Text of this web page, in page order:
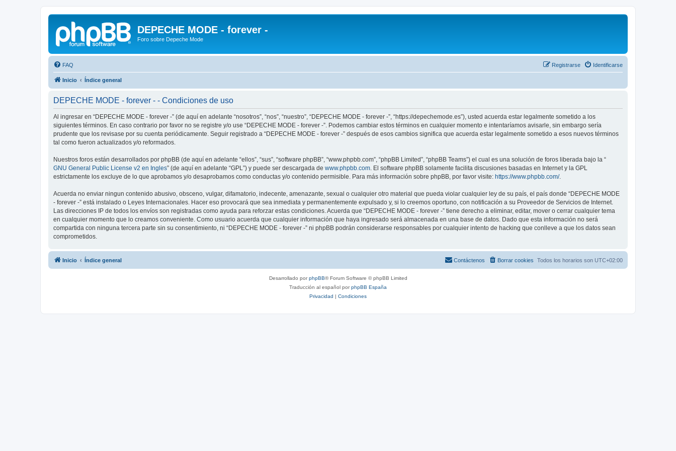
DEPECHE MODE - forever -
Foro sobre Depeche Mode
FAQ Identificarse
Registrarse
Inicio Índice general
DEPECHE MODE - forever - - Condiciones de uso
Al ingresar en “DEPECHE MODE - forever -” (de aquí en adelante “nosotros”, “nos”, “nuestro”, “DEPECHE MODE - forever -”, “https://depechemode.es”), usted acuerda estar legalmente sometido a los
siguientes términos. En caso contrario por favor no se registre y/o use “DEPECHE MODE - forever -”. Podemos cambiar estos términos en cualquier momento e intentaríamos avisarle, sin embargo sería
prudente que los revisase por su cuenta periódicamente. Seguir registrado a “DEPECHE MODE - forever -” después de esos cambios significa que acuerda estar legalmente sometido a esos nuevos términos
tal como fueron actualizados y/o reformados.
Nuestros foros están desarrollados por phpBB (de aquí en adelante “ellos”, “sus”, “software phpBB”, “www.phpbb.com”, “phpBB Limited”, “phpBB Teams”) el cual es una solución de foros liberada bajo la “
GNU General Public License v2 en Ingles” (de aquí en adelante “GPL”) y puede ser descargada de www.phpbb.com . El software phpBB solamente facilita discusiones basadas en Internet y la GPL
estrictamente los excluye de lo que aprobamos y/o desaprobamos como conductas y/o contenido permisible. Para más información sobre phpBB, por favor visite: https://www.phpbb.com/.
Acuerda no enviar ningun contenido abusivo, obsceno, vulgar, difamatorio, indecente, amenazante, sexual o cualquier otro material que pueda violar cualquier ley de su país, el país donde “DEPECHE MODE
- forever -” está instalado o Leyes Internacionales. Hacer eso provocará que sea inmediata y permanentemente expulsado y, si lo creemos oportuno, con notificación a su Proveedor de Servicios de Internet.
Las direcciones IP de todos los envíos son registradas como ayuda para reforzar estas condiciones. Acuerda que “DEPECHE MODE - forever -” tiene derecho a eliminar, editar, mover o cerrar cualquier tema
en cualquier momento que lo creamos conveniente. Como usuario acuerda que cualquier información que haya ingresado será almacenada en una base de datos. Dado que esta información no será
compartida con ninguna tercera parte sin su consentimiento, ni “DEPECHE MODE - forever -” ni phpBB podrán considerarse responsables por cualquier intento de hacking que conlleve a que los datos sean
comprometidos.
Inicio Índice general Todos los horarios son UTC+02:00
Borrar cookies
Contáctenos
Desarrollado porphpBB® Forum Software © phpBB Limited
Traducción al español porphpBB España
Privacidad | Condiciones